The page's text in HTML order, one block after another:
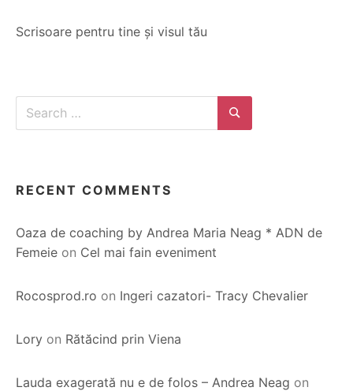
Scrisoare pentru tine și visul tău
Search
Search
RECENT COMMENTS
Oaza de coaching by Andrea Maria Neag * ADN de
Femeie on Cel mai fain eveniment
Rocosprod.ro on Ingeri cazatori- Tracy Chevalier
Lory on Rătăcind prin Viena
Lauda exagerată nu e de folos – Andrea Neag on